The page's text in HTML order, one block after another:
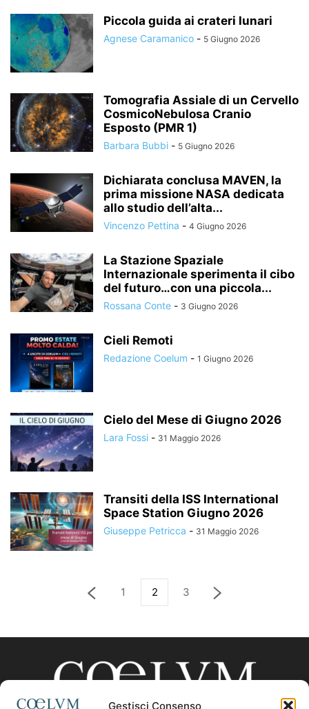
Gestisci Consenso
Piccola guida ai crateri lunari
Agnese Caramanico - 5 Giugno 2026
Tomografia Assiale di un Cervello
CosmicoNebulosa Cranio
Esposto (PMR 1)
Barbara Bubbi - 5 Giugno 2026
Dichiarata conclusa MAVEN, la
prima missione NASA dedicata
allo studio dell’alta...
Vincenzo Pettina - 4 Giugno 2026
La Stazione Spaziale
Internazionale sperimenta il cibo
del futuro…con una piccola...
Rossana Conte - 3 Giugno 2026
Cieli Remoti
Redazione Coelum - 1 Giugno 2026
Cielo del Mese di Giugno 2026
Lara Fossi - 31 Maggio 2026
Transiti della ISS International
Space Station Giugno 2026
Giuseppe Petricca - 31 Maggio 2026
1 2 3